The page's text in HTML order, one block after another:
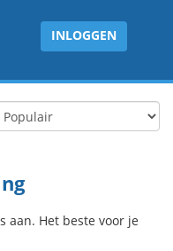
INLOGGEN
aan. Het beste voor je